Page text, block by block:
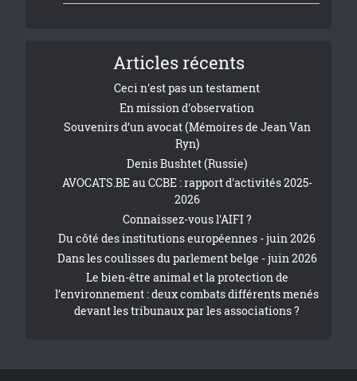
Articles récents
Ceci n'est pas un testament
En mission d'observation
Souvenirs d’un avocat (Mémoires de Jean Van
Ryn)
Denis Bushtet (Russie)
AVOCATS.BE au CCBE : rapport d'activités 2025-
2026
Connaissez-vous l'AIFI ?
Du côté des institutions européennes - juin 2026
Dans les coulisses du parlement belge - juin 2026
Le bien-être animal et la protection de
l’environnement : deux combats différents menés
devant les tribunaux par les associations ?